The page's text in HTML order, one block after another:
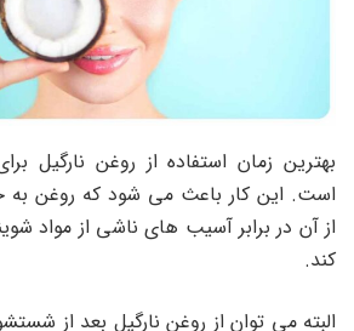
بهترین زمان استفاده از روغن نارگیل
است. این کار باعث می شود که روغن
از آن در برابر آسیب های ناشی از مواد
کند.
البته می توان از روغن نارگیل بعد از